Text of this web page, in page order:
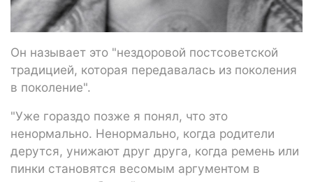
Он называет это "нездоровой постсоветской
традицией, которая передавалась из поколения
в поколение".
"Уже гораздо позже я понял, что это
ненормально. Ненормально, когда родители
дерутся, унижают друг друга, когда ремень или
пинки становятся весомым аргументом в